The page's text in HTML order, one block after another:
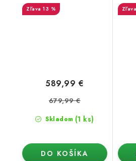
stan
13 %
Skladom (1 ks)
589,99 €
679,99 €
DO KOŠÍKA